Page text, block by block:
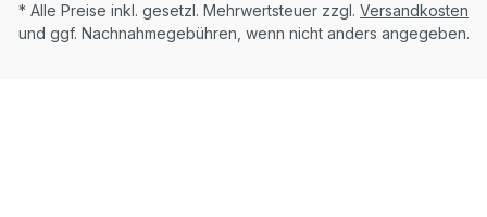
* Alle Preise inkl. gesetzl. Mehrwertsteuer zzgl. Versandkosten
und ggf. Nachnahmegebühren, wenn nicht anders angegeben.